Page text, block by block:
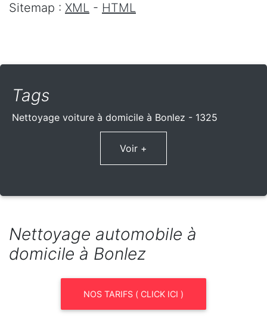
Sitemap : XML - HTML
Tags
Nettoyage voiture à domicile à Bonlez - 1325
Voir +
Nettoyage automobile à
domicile à Bonlez
NOS TARIFS ( CLICK ICI )